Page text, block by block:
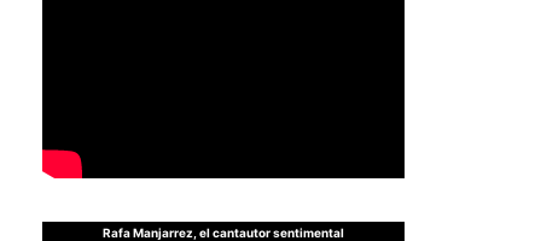
Rafa Manjarrez, el cantautor sentimental